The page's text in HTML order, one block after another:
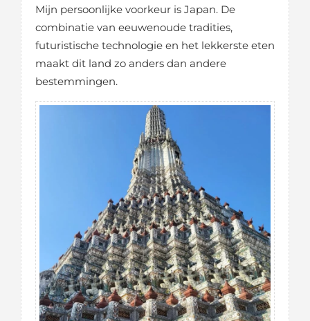
Mijn persoonlijke voorkeur is Japan. De
combinatie van eeuwenoude tradities,
futuristische technologie en het lekkerste eten
maakt dit land zo anders dan andere
bestemmingen.